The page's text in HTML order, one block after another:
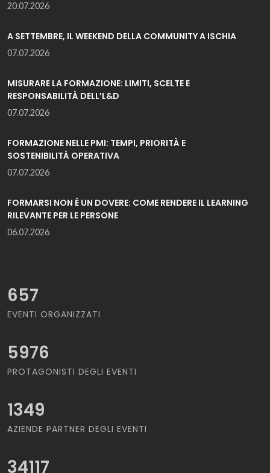
20.07.2026
A SETTEMBRE, IL WEEKEND DELLA COMMUNITY A ISCHIA
07.07.2026
MISURARE LA FORMAZIONE: LIMITI, SCELTE E
RESPONSABILITÀ DELL’L&D
07.07.2026
FORMAZIONE NELLE PMI: TEMPI, PRIORITÀ E
SOSTENIBILITÀ OPERATIVA
07.07.2026
FORMARSI NON È UN DOVERE: COME RENDERE IL LEARNING
RILEVANTE PER LE PERSONE
06.07.2026
657
EVENTI ORGANIZZATI
5976
PROTAGONISTI DEGLI EVENTI
1349
AZIENDE PARTNER DEGLI EVENTI
34117